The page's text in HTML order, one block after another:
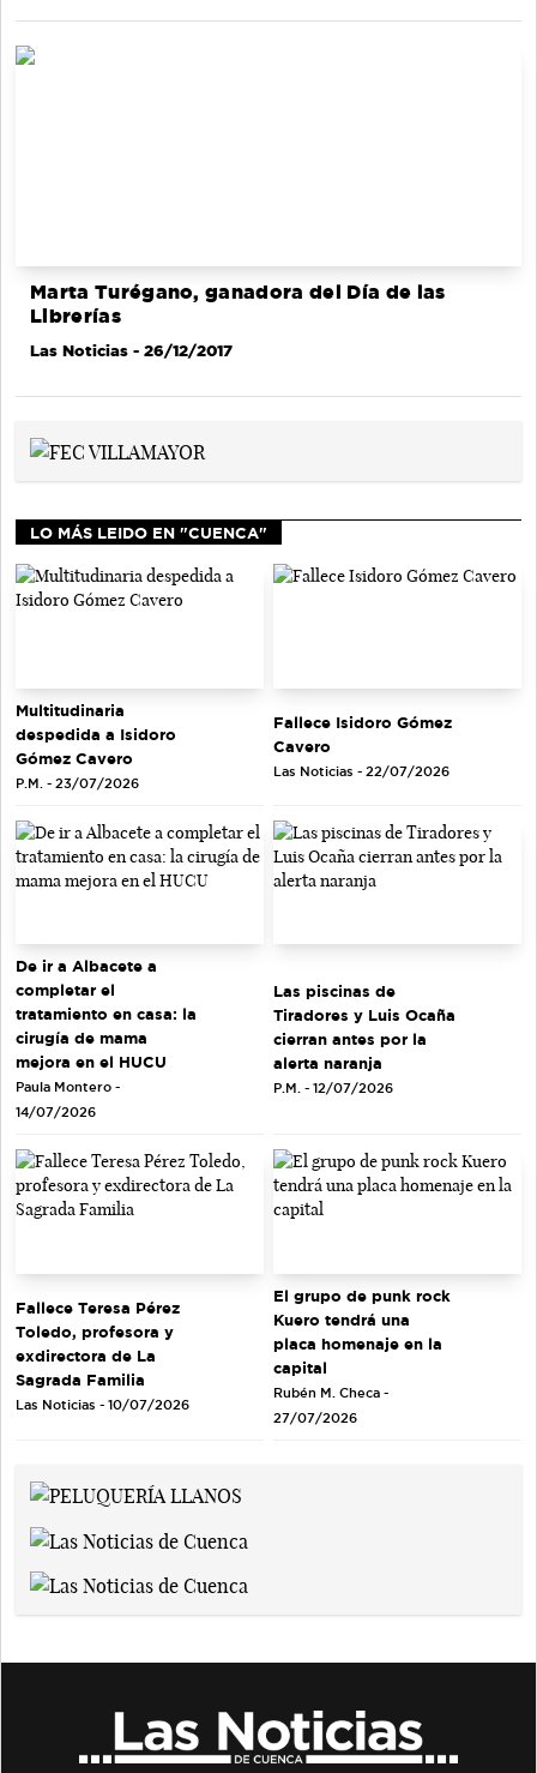
Marta Turégano, ganadora del Día de las
Librerías
Las Noticias - 26/12/2017
LO MÁS LEIDO EN "CUENCA"
Multitudinaria
despedida a Isidoro
Gómez Cavero
P.M. - 23/07/2026
Fallece Isidoro Gómez
Cavero
Las Noticias - 22/07/2026
De ir a Albacete a
completar el
tratamiento en casa: la
cirugía de mama
mejora en el HUCU
Paula Montero -
14/07/2026
Las piscinas de
Tiradores y Luis Ocaña
cierran antes por la
alerta naranja
P.M. - 12/07/2026
Fallece Teresa Pérez
Toledo, profesora y
exdirectora de La
Sagrada Familia
Las Noticias - 10/07/2026
El grupo de punk rock
Kuero tendrá una
placa homenaje en la
capital
Rubén M. Checa -
27/07/2026